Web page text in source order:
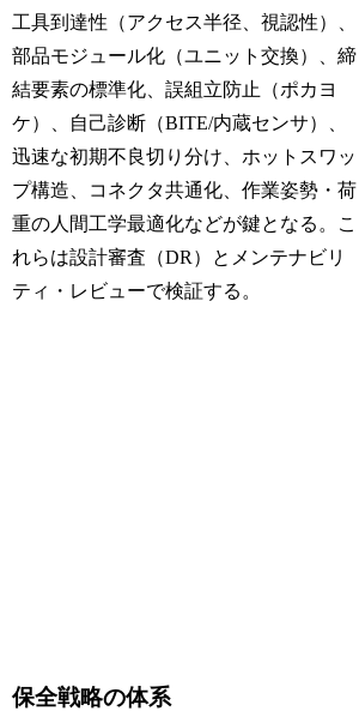
工具到達性（アクセス半径、視認性）、
部品モジュール化（ユニット交換）、締
結要素の標準化、誤組立防止（ポカヨ
ケ）、自己診断（BITE/内蔵センサ）、
迅速な初期不良切り分け、ホットスワッ
プ構造、コネクタ共通化、作業姿勢・荷
重の人間工学最適化などが鍵となる。こ
れらは設計審査（DR）とメンテナビリ
ティ・レビューで検証する。
保全戦略の体系